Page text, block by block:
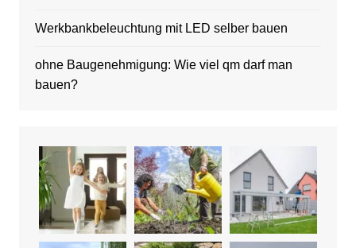
Werkbankbeleuchtung mit LED selber bauen
ohne Baugenehmigung: Wie viel qm darf man
bauen?